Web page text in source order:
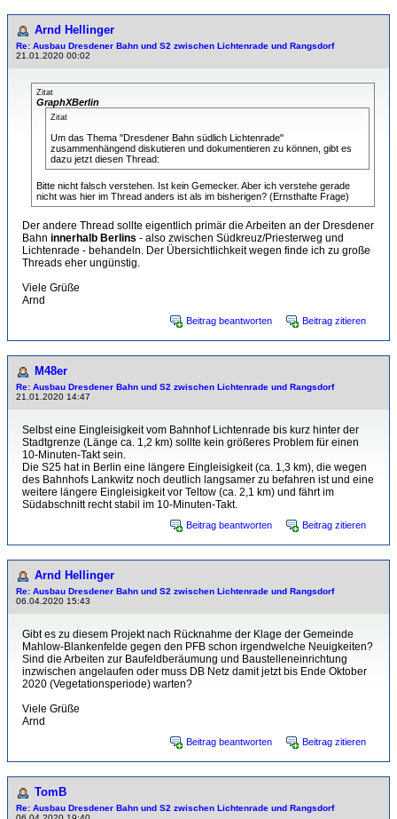
Arnd Hellinger
Re: Ausbau Dresdener Bahn und S2 zwischen Lichtenrade und Rangsdorf
21.01.2020 00:02
Zitat
GraphXBerlin
Zitat
Um das Thema "Dresdener Bahn südlich Lichtenrade"
zusammenhängend diskutieren und dokumentieren zu können, gibt es
dazu jetzt diesen Thread:
Bitte nicht falsch verstehen. Ist kein Gemecker. Aber ich verstehe gerade
nicht was hier im Thread anders ist als im bisherigen? (Ernsthafte Frage)
Der andere Thread sollte eigentlich primär die Arbeiten an der Dresdener
Bahn innerhalb Berlins - also zwischen Südkreuz/Priesterweg und
Lichtenrade - behandeln. Der Übersichtlichkeit wegen finde ich zu große
Threads eher ungünstig.
Viele Grüße
Arnd
Beitrag beantworten Beitrag zitieren
M48er
Re: Ausbau Dresdener Bahn und S2 zwischen Lichtenrade und Rangsdorf
21.01.2020 14:47
Selbst eine Eingleisigkeit vom Bahnhof Lichtenrade bis kurz hinter der
Stadtgrenze (Länge ca. 1,2 km) sollte kein größeres Problem für einen
10-Minuten-Takt sein.
Die S25 hat in Berlin eine längere Eingleisigkeit (ca. 1,3 km), die wegen
des Bahnhofs Lankwitz noch deutlich langsamer zu befahren ist und eine
weitere längere Eingleisigkeit vor Teltow (ca. 2,1 km) und fährt im
Südabschnitt recht stabil im 10-Minuten-Takt.
Beitrag beantworten Beitrag zitieren
Arnd Hellinger
Re: Ausbau Dresdener Bahn und S2 zwischen Lichtenrade und Rangsdorf
06.04.2020 15:43
Gibt es zu diesem Projekt nach Rücknahme der Klage der Gemeinde
Mahlow-Blankenfelde gegen den PFB schon irgendwelche Neuigkeiten?
Sind die Arbeiten zur Baufeldberäumung und Baustelleneinrichtung
inzwischen angelaufen oder muss DB Netz damit jetzt bis Ende Oktober
2020 (Vegetationsperiode) warten?
Viele Grüße
Arnd
Beitrag beantworten Beitrag zitieren
TomB
Re: Ausbau Dresdener Bahn und S2 zwischen Lichtenrade und Rangsdorf